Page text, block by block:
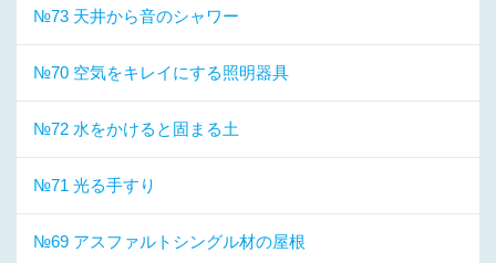
№73 天井から音のシャワー
№70 空気をキレイにする照明器具
№72 水をかけると固まる土
№71 光る手すり
№69 アスファルトシングル材の屋根